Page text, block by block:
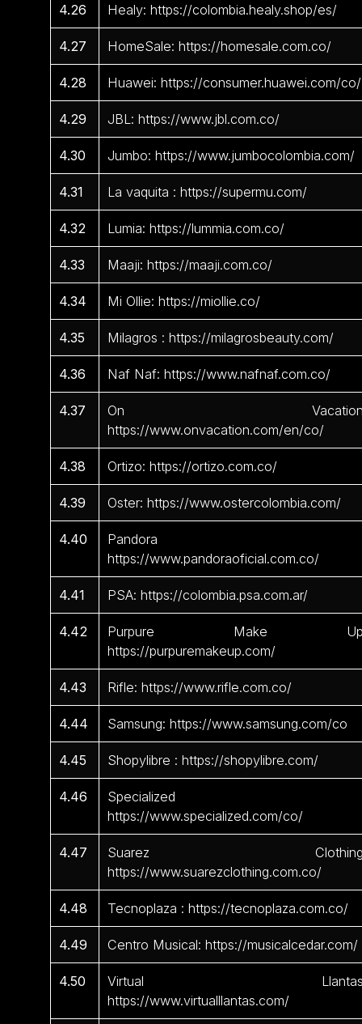
4.26 Healy: https://colombia.healy.shop/es/
4.27 HomeSale: https://homesale.com.co/
4.28 Huawei: https://consumer.huawei.com/co/
4.29 JBL: https://www.jbl.com.co/
4.30 Jumbo: https://www.jumbocolombia.com/
4.31 La vaquita : https://supermu.com/
4.32 Lumia: https://lummia.com.co/
4.33 Maaji: https://maaji.com.co/
4.34 Mi Ollie: https://miollie.co/
4.35 Milagros : https://milagrosbeauty.com/
4.36 Naf Naf: https://www.nafnaf.com.co/
4.37
On
https://www.onvacation.com/en/co/
4.38 Ortizo: https://ortizo.com.co/
4.39 Oster: https://www.ostercolombia.com/
4.40
Pandora
https://www.pandoraoficial.com.co/
4.41 PSA: https://colombia.psa.com.ar/
4.42
Purpure Make
https://purpuremakeup.com/
4.43 Rifle: https://www.rifle.com.co/
4.44 Samsung: https://www.samsung.com/co
4.45 Shopylibre : https://shopylibre.com/
4.46
Specialized
https://www.specialized.com/co/
4.47
Suarez
https://www.suarezclothing.com.co/
4.48 Tecnoplaza : https://tecnoplaza.com.co/
4.49 Centro Musical: https://musicalcedar.com/
4.50
Virtual
https://www.virtualllantas.com/